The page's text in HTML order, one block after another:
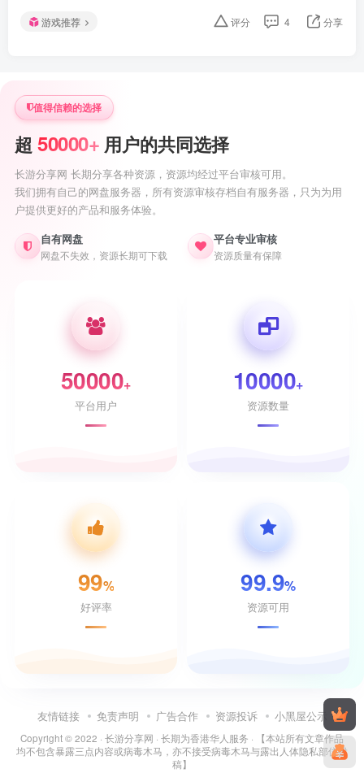
游戏推荐 评分 4 分享
值得信赖的选择
超 50000+ 用户的共同选择
长游分享网 长期分享各种资源，资源均经过平台审核可用。
我们拥有自己的网盘服务器，所有资源审核存档自有服务器，只为为用
户提供更好的产品和服务体验。
自有网盘
网盘不失效，资源长期可下载
平台专业审核
资源质量有保障
50000+
平台用户
10000+
资源数量
99%
好评率
99.9%
资源可用
友情链接 免责声明 广告合作 资源投诉 小黑屋公示
Copyright © 2022 · 长游分享网 · 长期为香港华人服务 · 【本站所有文章作品
均不包含暴露三点内容或病毒木马，亦不接受病毒木马与露出人体隐私部位投
稿】